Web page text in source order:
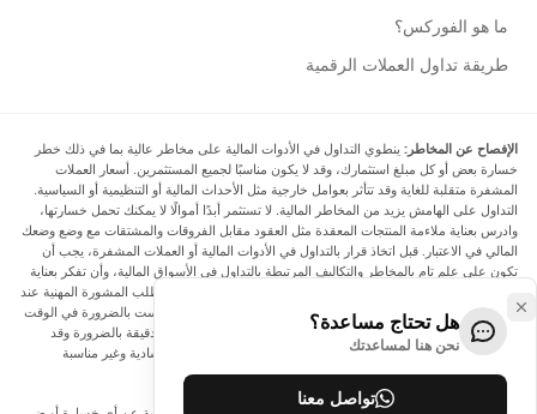
ما هو الفوركس؟
طريقة تداول العملات الرقمية
الإفصاح عن المخاطر: ينطوي التداول في الأدوات المالية على مخاطر عالية بما في ذلك خطر
خسارة بعض أو كل مبلغ استثمارك، وقد لا يكون مناسبًا لجميع المستثمرين. أسعار العملات
المشفرة متقلبة للغاية وقد تتأثر بعوامل خارجية مثل الأحداث المالية أو التنظيمية أو السياسية.
التداول على الهامش يزيد من المخاطر المالية. لا تستثمر أبدًا أموالًا لا يمكنك تحمل خسارتها،
وادرس بعناية ملاءمة المنتجات المعقدة مثل العقود مقابل الفروقات والمشتقات مع وضع وضعك
المالي في الاعتبار. قبل اتخاذ قرار بالتداول في الأدوات المالية أو العملات المشفرة، يجب أن
تكون على علم تام بالمخاطر والتكاليف المرتبطة بالتداول في الأسواق المالية، وأن تفكر بعناية
في أهدافك الاستثمارية ومستوى خبرتك ورغبتك في المخاطرة، وأن تطلب المشورة المهنية عند
الحاجة. تود Arincen أن تذكرك بأن البيانات الواردة في هذا الموقع ليست بالضرورة في الوقت
الفعلي وليست دقيقة. البيانات والأسعار الموجودة على الموقع ليست دقيقة بالضرورة وقد
تختلف عن السعر الفعلي في أي سوق معينة، مما يعني أن الأسعار إرشادية وغير مناسبة
لأغراض التداول.
هل تحتاج مساعدة؟
نحن هنا لمساعدتك
تواصل معنا